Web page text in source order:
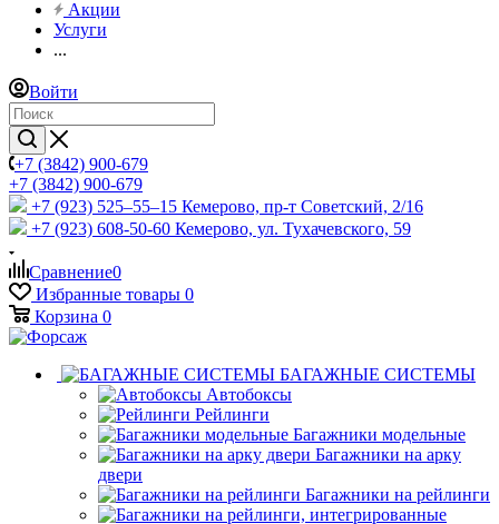
Акции
Услуги
...
Войти
+7 (3842) 900-679
+7 (3842) 900-679
+7 (923) 525–55–15 Кемерово, пр-т Советский, 2/16
+7 (923) 608-50-60 Кемерово, ул. Тухачевского, 59
Сравнение0
Избранные товары 0
Корзина 0
БАГАЖНЫЕ СИСТЕМЫ
Автобоксы
Рейлинги
Багажники модельные
Багажники на арку
двери
Багажники на рейлинги